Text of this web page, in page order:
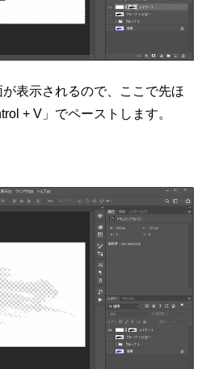
表示されるので、ここで先ほ
+ V」でペーストします。